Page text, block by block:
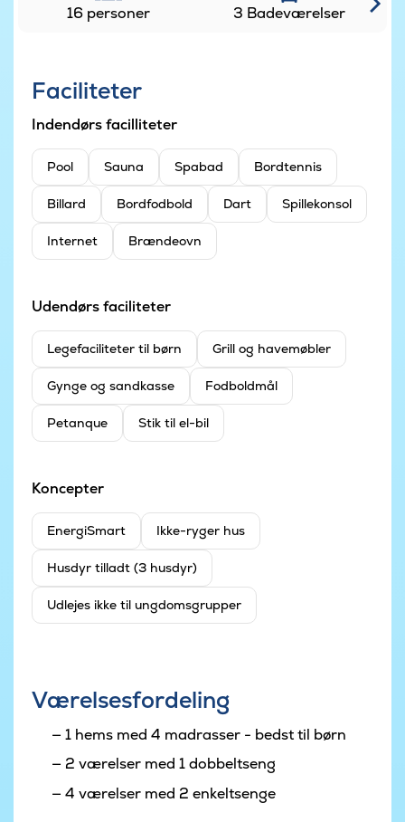
16 personer 3 Badeværelser
Faciliteter
Indendørs facilliteter
Pool Sauna Spabad Bordtennis
Billard Bordfodbold Dart Spillekonsol
Internet Brændeovn
Udendørs faciliteter
Legefaciliteter til børn Grill og havemøbler
Gynge og sandkasse Fodboldmål
Petanque Stik til el-bil
Koncepter
EnergiSmart Ikke-ryger hus
Husdyr tilladt (3 husdyr)
Udlejes ikke til ungdomsgrupper
Værelsesfordeling
1 hems med 4 madrasser - bedst til børn
2 værelser med 1 dobbeltseng
4 værelser med 2 enkeltsenge